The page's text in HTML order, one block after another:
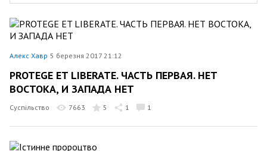
Алекс Хавр 5 березня 2017 21:12
PROTEGE ET LIBERATE. ЧАСТЬ ПЕРВАЯ. НЕТ
ВОСТОКА, И ЗАПАДА НЕТ
Суспільство 7663 5 1 1